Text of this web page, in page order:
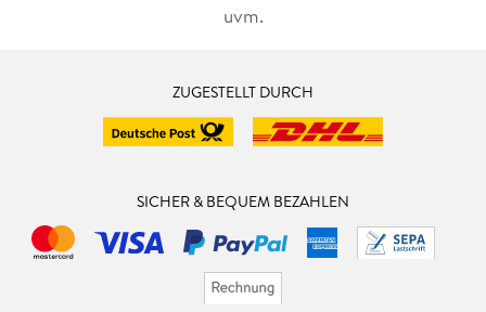
uvm.
ZUGESTELLT DURCH
SICHER & BEQUEM BEZAHLEN